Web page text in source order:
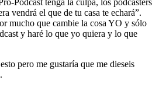
vendrá el que de tu casa te echará”.
mucho que cambie la cosa YO y sólo
y haré lo que yo quiera y lo que
pero me gustaría que me dieseis